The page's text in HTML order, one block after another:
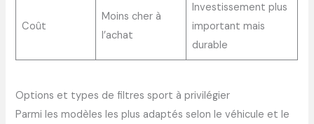
Coût
Moins cher à
l’achat
Investissement plus
important mais
durable
Options et types de filtres sport à privilégier
Parmi les modèles les plus adaptés selon le véhicule et le